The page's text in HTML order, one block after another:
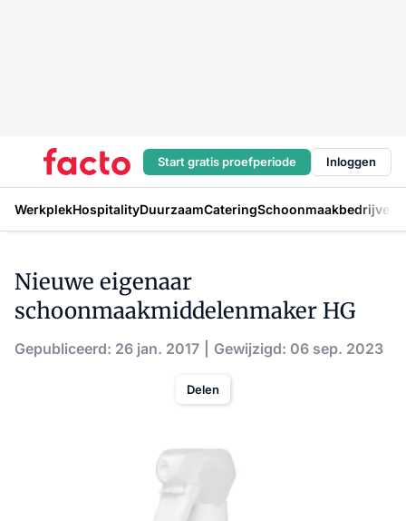
Start gratis proefperiode Inloggen
WerkplekHospitalityDuurzaamCateringSchoonmaakbedrijven
Nieuwe eigenaar
schoonmaakmiddelenmaker HG
Gepubliceerd: 26 jan. 2017 Gewijzigd: 06 sep. 2023
Delen